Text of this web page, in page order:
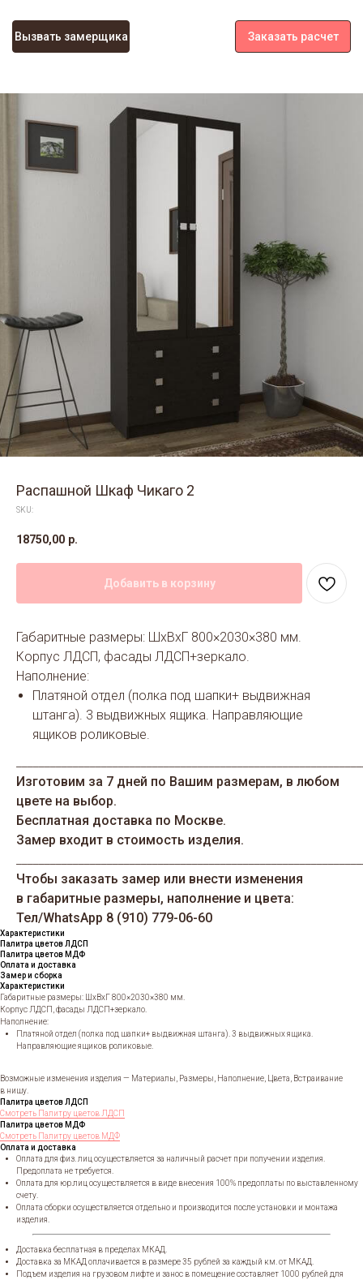
Заказать расчет
Вызвать замерщика
Распашной Шкаф Чикаго 2
SKU:
18750,00 р.
Добавить в корзину
Габаритные размеры: ШхВхГ 800×2030×380 мм.
Корпус ЛДСП, фасады ЛДСП+зеркало.
Наполнение:
Платяной отдел (полка под шапки+ выдвижная
штанга). 3 выдвижных ящика. Направляющие
ящиков роликовые.
Изготовим за 7 дней по Вашим размерам, в любом
цвете на выбор.
Бесплатная доставка по Москве.
Замер входит в стоимость изделия.
Чтобы заказать замер или внести изменения
в габаритные размеры, наполнение и цвета:
Тел/WhatsАрp 8 (910) 779-06-60
Характеристики
Палитра цветов ЛДСП
Палитра цветов МДФ
Оплата и доставка
Замер и сборка
Характеристики
Габаритные размеры: ШхВхГ 800×2030×380 мм.
Корпус ЛДСП, фасады ЛДСП+зеркало.
Наполнение:
Платяной отдел (полка под шапки+ выдвижная штанга). 3 выдвижных ящика.
Направляющие ящиков роликовые.
Возможные изменения изделия — Материалы, Размеры, Наполнение, Цвета, Встраивание
в нишу.
Палитра цветов ЛДСП
Смотреть Палитру цветов ЛДСП
Палитра цветов МДФ
Смотреть Палитру цветов МДФ
Оплата и доставка
Оплата для физ. лиц осуществляется за наличный расчет при получении изделия.
Предоплата не требуется.
Оплата для юр.лиц осуществляется в виде внесения 100% предоплаты по выставленному
счету.
Оплата сборки осуществляется отдельно и производится после установки и монтажа
изделия.
Доставка бесплатная в пределах МКАД.
Доставка за МКАД оплачивается в размере 35 рублей за каждый км. от МКАД.
Подъем изделия на грузовом лифте и занос в помещение составляет 1000 рублей для